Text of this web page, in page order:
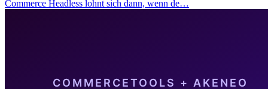
Commerce Headless lohnt sich dann, wenn de…